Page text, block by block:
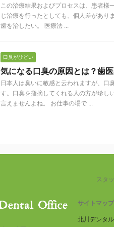
この治療結果およびプロセスは、患者様
じ治療を行ったとしても、個人差があ
歯を治したい。 医療法 ...
口臭がひどい
気になる口臭の原因とは？歯
日本人は臭いに敏感と云われますが、口
す。口臭を指摘してくれる人の方が珍
言えませんよね。 お仕事の場で ...
スタ
サイトマップ
北川デンタ